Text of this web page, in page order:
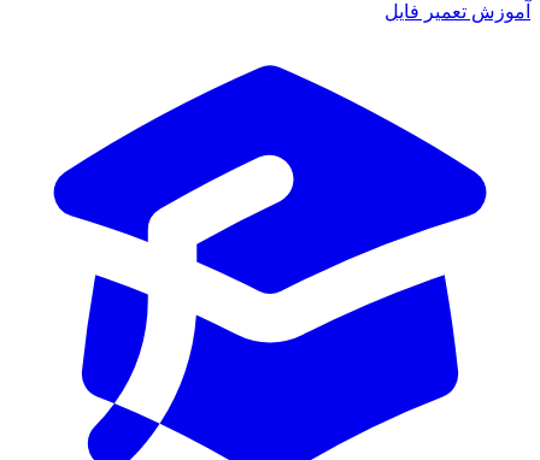
آموزش تعمیر فایل